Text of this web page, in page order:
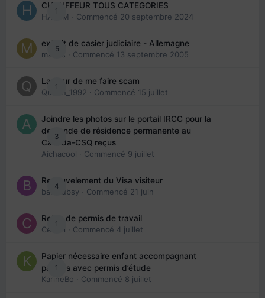
1
CHAUFFEUR TOUS CATEGORIES
HAZEM · Commencé 20 septembre 2024
5
extrait de casier judiciaire - Allemagne
maries · Commencé 13 septembre 2005
1
La peur de me faire scam
Queen_1992 · Commencé 15 juillet
3
Joindre les photos sur le portail IRCC pour la
demande de résidence permanente au
Canada-CSQ reçus
Aichacool · Commencé 9 juillet
4
Renouvelement du Visa visiteur
babibubsy · Commencé 21 juin
1
Refus de permis de travail
Cedbri · Commencé 4 juillet
1
Papier nécessaire enfant accompagnant
parents avec permis d’étude
KarineBo · Commencé 8 juillet